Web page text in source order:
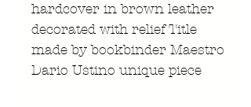
hardcover in brown leather
decorated with relief Title
made by bookbinder Maestro
Dario Ustino unique piece